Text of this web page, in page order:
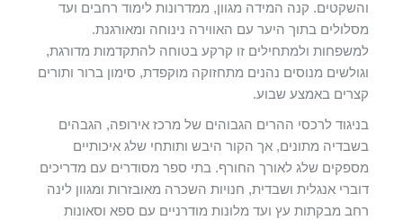
והשקטים. קנה המידה מגוון, ממדרונות לימוד רחבים ועד
מסלולים בתוך היער עם האווירה נינוחה ומאורגנת.
למשפחות ולמתחילים זו קרקע בטוחה להתקדמות מדורגת,
וגולשים מנוסים נהנים מתחזוקה מוקפדת, סימון ברור ותורים
קצרים באמצע שבוע.
בניגוד לרכסי ההרים הגבוהים של מרכז אירופה, הגבהים
בשבדיה מתונים, אך הקור היבש ותותחי שלג איכותיים
מספקים שלג לאורך החורף. בתי ספר מסודרים עם מדריכים
דוברי אנגלית ושבדית, חנויות השכרה מאובזרות ומגוון לינה
רחב מבקתות עץ ועד מלונות מודרניים עם ספא וסאונות